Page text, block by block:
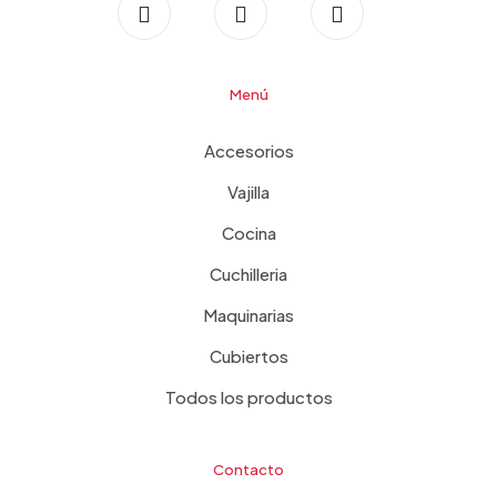
Menú
Accesorios
Vajilla
Cocina
Cuchilleria
Maquinarias
Cubiertos
Todos los productos
Contacto